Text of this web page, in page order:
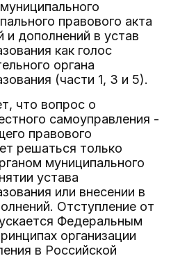
правового акта
и дополнений в устав
как голос
органа
(части 1, 3 и 5).
что вопрос о
самоуправления -
правового
решаться только
муниципального
устава
или внесении в
Отступление от
Федеральным
организации
в Российской